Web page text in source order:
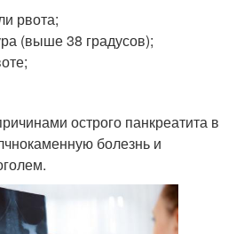
рвота;
(выше 38 градусов);
острого панкреатита в
болезнь и